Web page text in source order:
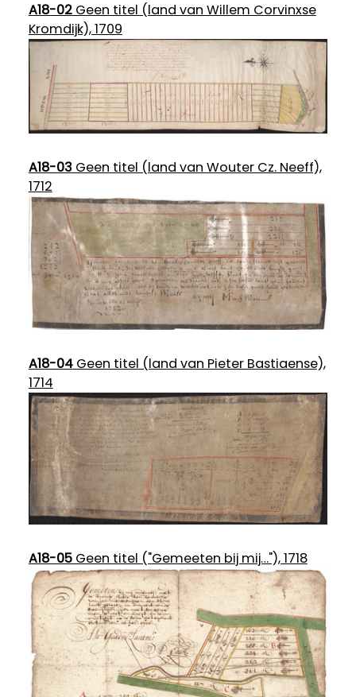
A18-02Geen titel (land van Willem Corvinxse
Kromdijk), 1709
A18-03Geen titel (land van Wouter Cz. Neeff),
1712
A18-04Geen titel (land van Pieter Bastiaense),
1714
A18-05Geen titel ("Gemeeten bij mij…"), 1718